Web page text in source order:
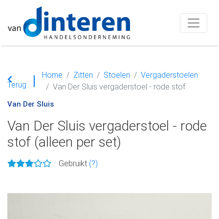
Terug
Home Zitten Stoelen
Vergaderstoelen
Van Der Sluis vergaderstoel - rode stof
Van Der Sluis
Van Der Sluis vergaderstoel - rode
stof (alleen per set)
Gebruikt (?)